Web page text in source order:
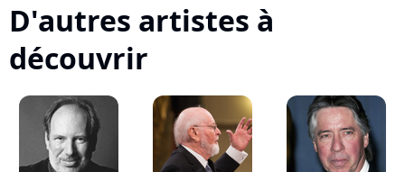
D'autres artistes à
découvrir